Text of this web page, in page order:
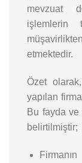
mevzuat
etmektedir.
Özet
yapılan
Bu fayda ve
belirtilmiştir;